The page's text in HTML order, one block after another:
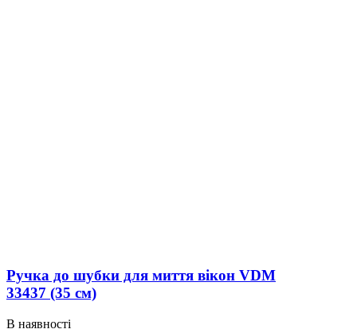
Ручка до шубки для миття вікон VDM
33437 (35 см)
В наявності